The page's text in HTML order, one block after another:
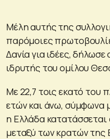
Μέλη αυτής της
παρόμοιες
Δανία για ιδέες,
ιδρυτής του ομίλου
Με 22,7 τοις εκατό του
ετών και άνω, σύμφωνα
η Ελλάδα
μεταξύ των κρατών της